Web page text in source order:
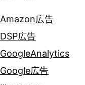
Amazon広告
DSP広告
GoogleAnalytics
Google広告